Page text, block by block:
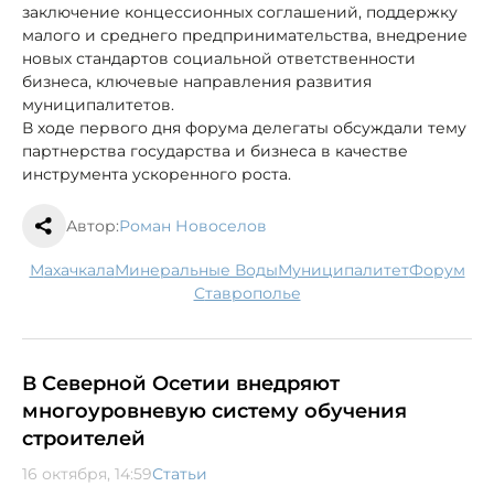
заключение концессионных соглашений, поддержку
малого и среднего предпринимательства, внедрение
новых стандартов социальной ответственности
бизнеса, ключевые направления развития
муниципалитетов.
В ходе первого дня форума делегаты обсуждали тему
партнерства государства и бизнеса в качестве
инструмента ускоренного роста.
Автор:Роман Новоселов
Махачкала Минеральные Воды муниципалитет
форум
Ставрополье
В Северной Осетии внедряют
многоуровневую систему обучения
строителей
16 октября, 14:59Статьи